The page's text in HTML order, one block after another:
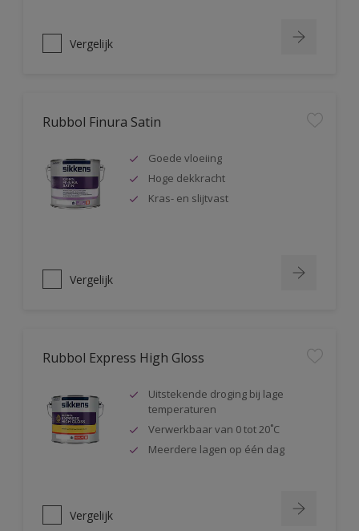
Vergelijk
Rubbol Finura Satin
Goede vloeiing
Hoge dekkracht
Kras- en slijtvast
Vergelijk
Rubbol Express High Gloss
Uitstekende droging bij lage
temperaturen
Verwerkbaar van 0 tot 20˚C
Meerdere lagen op één dag
Vergelijk